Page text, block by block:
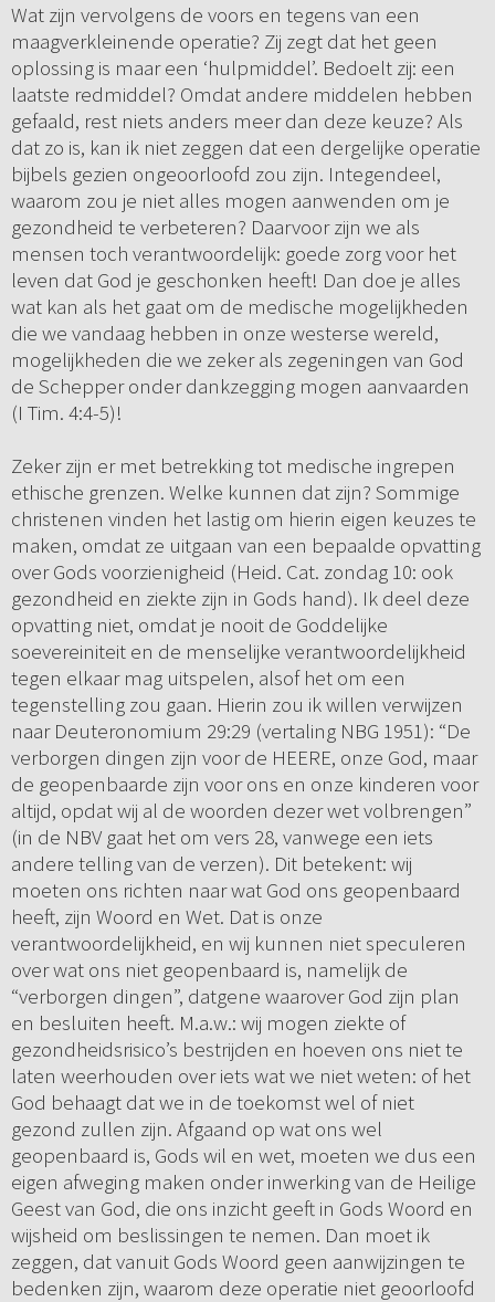
Wat zijn vervolgens de voors en tegens van een
maagverkleinende operatie? Zij zegt dat het geen
oplossing is maar een ‘hulpmiddel’. Bedoelt zij: een
laatste redmiddel? Omdat andere middelen hebben
gefaald, rest niets anders meer dan deze keuze? Als
dat zo is, kan ik niet zeggen dat een dergelijke operatie
bijbels gezien ongeoorloofd zou zijn. Integendeel,
waarom zou je niet alles mogen aanwenden om je
gezondheid te verbeteren? Daarvoor zijn we als
mensen toch verantwoordelijk: goede zorg voor het
leven dat God je geschonken heeft! Dan doe je alles
wat kan als het gaat om de medische mogelijkheden
die we vandaag hebben in onze westerse wereld,
mogelijkheden die we zeker als zegeningen van God
de Schepper onder dankzegging mogen aanvaarden
(I Tim. 4:4-5)!
Zeker zijn er met betrekking tot medische ingrepen
ethische grenzen. Welke kunnen dat zijn? Sommige
christenen vinden het lastig om hierin eigen keuzes te
maken, omdat ze uitgaan van een bepaalde opvatting
over Gods voorzienigheid (Heid. Cat. zondag 10: ook
gezondheid en ziekte zijn in Gods hand). Ik deel deze
opvatting niet, omdat je nooit de Goddelijke
soevereiniteit en de menselijke verantwoordelijkheid
tegen elkaar mag uitspelen, alsof het om een
tegenstelling zou gaan. Hierin zou ik willen verwijzen
naar Deuteronomium 29:29 (vertaling NBG 1951): “De
verborgen dingen zijn voor de HEERE, onze God, maar
de geopenbaarde zijn voor ons en onze kinderen voor
altijd, opdat wij al de woorden dezer wet volbrengen”
(in de NBV gaat het om vers 28, vanwege een iets
andere telling van de verzen). Dit betekent: wij
moeten ons richten naar wat God ons geopenbaard
heeft, zijn Woord en Wet. Dat is onze
verantwoordelijkheid, en wij kunnen niet speculeren
over wat ons niet geopenbaard is, namelijk de
“verborgen dingen”, datgene waarover God zijn plan
en besluiten heeft. M.a.w.: wij mogen ziekte of
gezondheidsrisico’s bestrijden en hoeven ons niet te
laten weerhouden over iets wat we niet weten: of het
God behaagt dat we in de toekomst wel of niet
gezond zullen zijn. Afgaand op wat ons wel
geopenbaard is, Gods wil en wet, moeten we dus een
eigen afweging maken onder inwerking van de Heilige
Geest van God, die ons inzicht geeft in Gods Woord en
wijsheid om beslissingen te nemen. Dan moet ik
zeggen, dat vanuit Gods Woord geen aanwijzingen te
bedenken zijn, waarom deze operatie niet geoorloofd